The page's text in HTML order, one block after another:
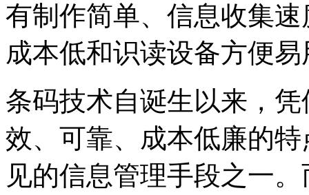
有制作简单、信息收集
成本低和识读设备方便
条码技术自诞生以来，
效、可靠、成本低廉的
见的信息管理手段之一